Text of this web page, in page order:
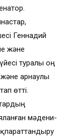
Геннадий
және
туралы оң
арнаулы
өтті.
мәдени-